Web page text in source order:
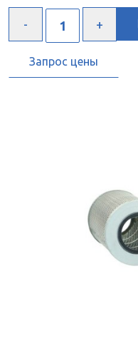
Запрос цены